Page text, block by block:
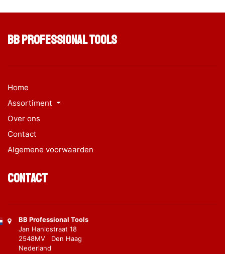
BB Professional Tools
Home
Assortiment
Over ons
Contact
Algemene voorwaarden
Contact
BB Professional Tools
Jan Hanlostraat 18
2548MV Den Haag
Nederland